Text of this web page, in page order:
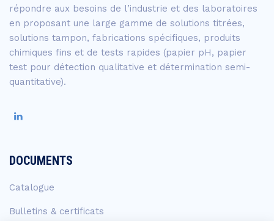
répondre aux besoins de l’industrie et des laboratoires
en proposant une large gamme de solutions titrées,
solutions tampon, fabrications spécifiques, produits
chimiques fins et de tests rapides (papier pH, papier
test pour détection qualitative et détermination semi-
quantitative).
DOCUMENTS
Catalogue
Bulletins & certificats